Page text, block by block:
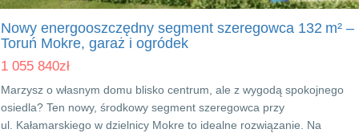
Nowy energooszczędny segment szeregowca 132 m² –
Toruń Mokre, garaż i ogródek
1 055 840zł
Marzysz o własnym domu blisko centrum, ale z wygodą spokojnego
osiedla? Ten nowy, środkowy segment szeregowca przy
ul. Kałamarskiego w dzielnicy Mokre to idealne rozwiązanie. Na